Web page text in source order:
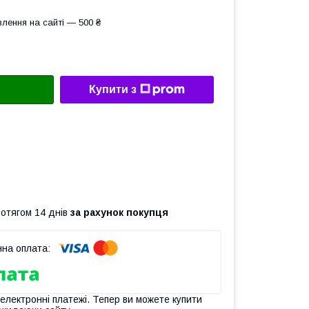
на сайті — 500 ₴
Купити з
14 днів за рахунок покупця
платежі. Тепер ви можете купити